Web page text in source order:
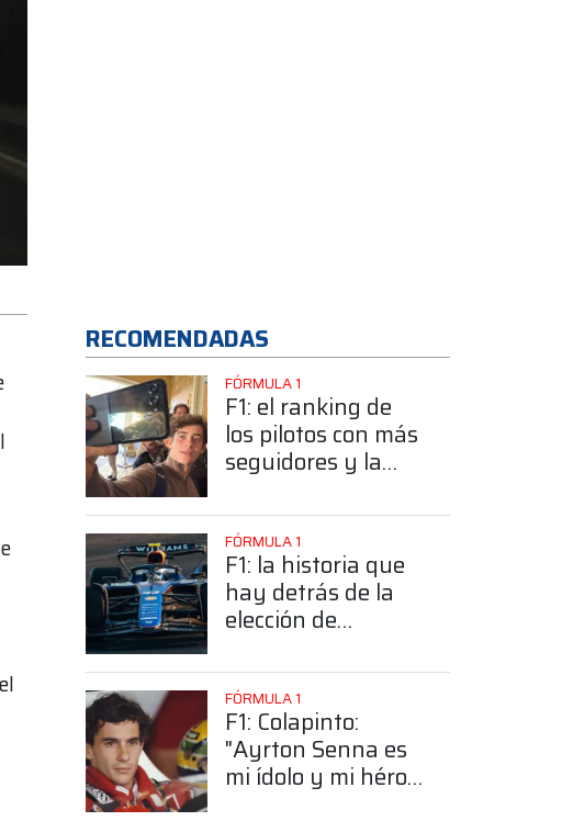
RECOMENDADAS
FÓRMULA 1
F1: el ranking de
los pilotos con más
seguidores y la
posición de
Colapinto
FÓRMULA 1
F1: la historia que
hay detrás de la
elección de
número 43
FÓRMULA 1
F1: Colapinto:
"Ayrton Senna es
mi ídolo y mi héroe